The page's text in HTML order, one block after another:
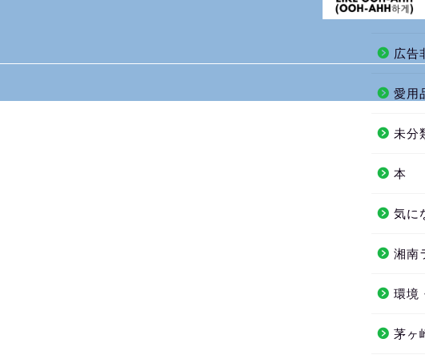
ブロ
広告
愛用
未分
本
気に
湘南
環境
茅ヶ